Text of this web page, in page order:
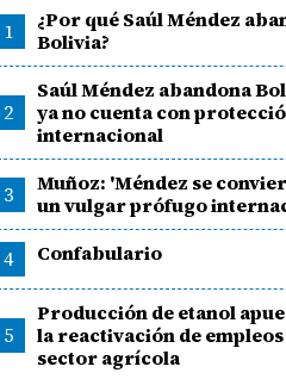
1
¿Por qué Saúl Méndez
Bolivia?
2
Saúl Méndez abandona
ya no cuenta con
internacional
3
Muñoz: 'Méndez se
un vulgar prófugo
4 Confabulario
5
Producción de etanol
la reactivación de empleos
sector agrícola